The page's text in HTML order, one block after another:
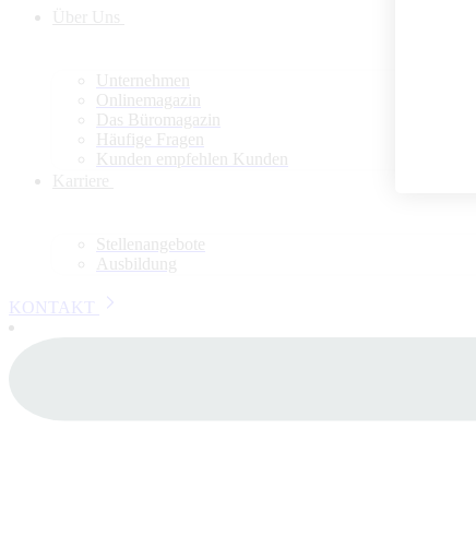
Unternehmen
Onlinemagazin
Das Büromagazin
Häufige Fragen
Kunden empfehlen Kunden
Stellenangebote
Ausbildung
KONTAKT